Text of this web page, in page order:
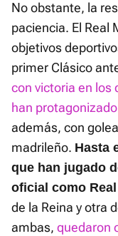
No obstante, la
paciencia. El Real
objetivos
primer Clásico
con victoria en los
han
además, con
madrileño. Hasta
que han jugado
oficial como
de la Reina y otra
ambas, quedaron